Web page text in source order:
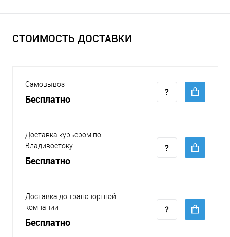
СТОИМОСТЬ ДОСТАВКИ
Самовывоз
Бесплатно
Доставка курьером по
Владивостоку
Бесплатно
Доставка до транспортной
компании
Бесплатно